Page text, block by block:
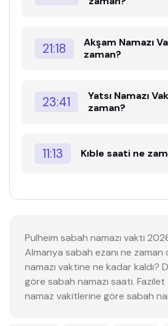
21:18
Akşam Namazı
zaman?
23:41
Yatsı Namazı
zaman?
11:13 Kıble saati ne
Pulheim sabah namazı vakti
Almanya sabah ezanı ne
namazı vaktine ne kadar kaldı?
göre sabah namazı saati.
namaz vakitlerine göre sabah